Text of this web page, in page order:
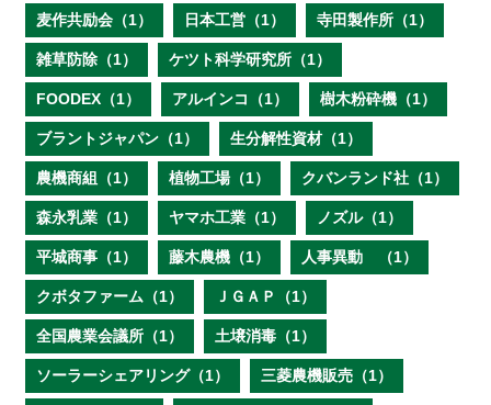
麦作共励会（1） 日本工営（1） 寺田製作所（1）
雑草防除（1） ケツト科学研究所（1）
FOODEX（1） アルインコ（1） 樹木粉砕機（1）
ブラントジャパン（1） 生分解性資材（1）
農機商組（1） 植物工場（1） クバンランド社（1）
森永乳業（1） ヤマホ工業（1） ノズル（1）
平城商事（1） 藤木農機（1） 人事異動 （1）
クボタファーム（1） ＪＧＡＰ（1）
全国農業会議所（1） 土壌消毒（1）
ソーラーシェアリング（1） 三菱農機販売（1）